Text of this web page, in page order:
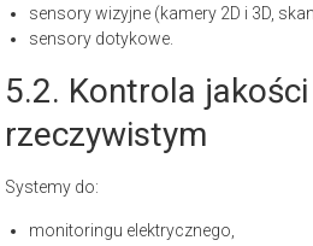
sensory wizyjne (kamery 2D i 3D,
sensory dotykowe.
5.2. Kontrola
rzeczywistym
Systemy do:
monitoringu elektrycznego,